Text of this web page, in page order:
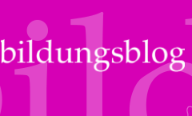
Zur
Navigation
springen
Zum
Inhalt
springen